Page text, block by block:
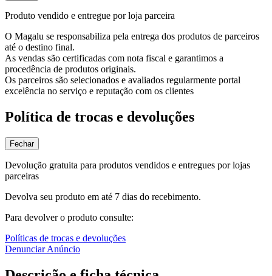
Produto vendido e entregue por loja parceira
O Magalu se responsabiliza pela entrega dos produtos de parceiros
até o destino final.
As vendas são certificadas com nota fiscal e garantimos a
procedência de produtos originais.
Os parceiros são selecionados e avaliados regularmente portal
excelência no serviço e reputação com os clientes
Política de trocas e devoluções
Fechar
Devolução gratuita para produtos vendidos e entregues por lojas
parceiras
Devolva seu produto em até 7 dias do recebimento.
Para devolver o produto consulte:
Políticas de trocas e devoluções
Denunciar Anúncio